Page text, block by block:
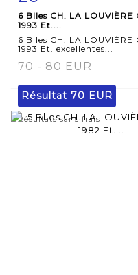
détaillée
6 Blles CH. LA LOUVIÈRE
1993 Et....
6 Blles CH. LA LOUVIÈRE
1993 Et. excellentes...
70 - 80 EUR
Résultat 70 EUR
Résultats sans frais